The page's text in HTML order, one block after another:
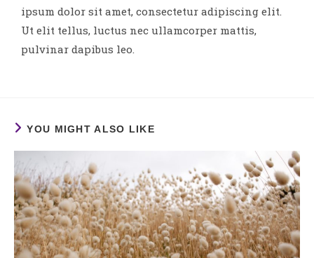
ipsum dolor sit amet, consectetur adipiscing elit.
Ut elit tellus, luctus nec ullamcorper mattis,
pulvinar dapibus leo.
YOU MIGHT ALSO LIKE